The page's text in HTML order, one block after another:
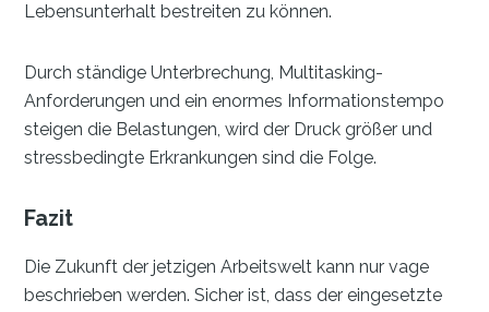
Lebensunterhalt bestreiten zu können.
Durch ständige Unterbrechung, Multitasking-
Anforderungen und ein enormes Informationstempo
steigen die Belastungen, wird der Druck größer und
stressbedingte Erkrankungen sind die Folge.
Fazit
Die Zukunft der jetzigen Arbeitswelt kann nur vage
beschrieben werden. Sicher ist, dass der eingesetzte